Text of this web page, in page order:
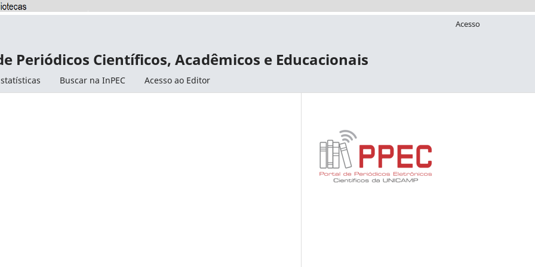
Periódicos Científicos, Acadêmicos e Educacionais
Buscar na InPEC Acesso ao Editor
Acesso